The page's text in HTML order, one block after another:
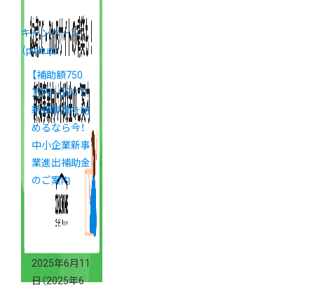
キャンペーン
（pickup）
【補助額750
万円〜】ECで
新規事業を始
めるなら今！
中小企業新事
業進出補助金
のご案内
2025年6月11
日（2025年6